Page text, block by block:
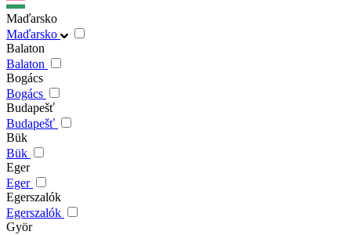
Maďarsko
Maďarsko
Balaton
Balaton
Bogács
Bogács
Budapešť
Budapešť
Bük
Bük
Eger
Eger
Egerszalók
Egerszalók
Györ